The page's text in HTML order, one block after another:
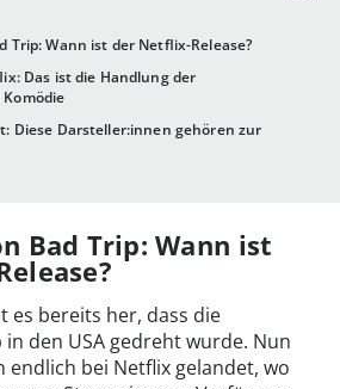
Trip: Wann ist der Netflix-Release?
Das ist die Handlung der
Diese Darsteller:innen gehören zur
Bad Trip: Wann ist
es bereits her, dass die
den USA gedreht wurde. Nun
endlich bei Netflix gelandet, wo